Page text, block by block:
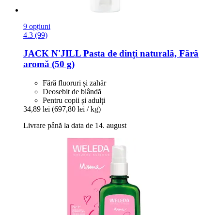
9 opțiuni
4.3 (99)
JACK N'JILL Pasta de dinți naturală, Fără
aromă (50 g)
Fără fluoruri și zahăr
Deosebit de blândă
Pentru copii și adulți
34,89 lei (697,80 lei / kg)
Livrare până la data de 14. august